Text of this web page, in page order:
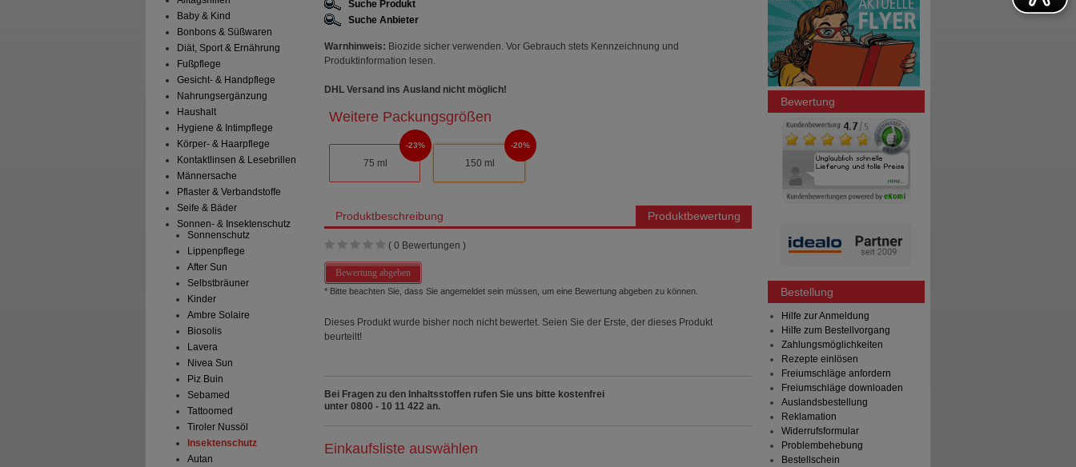
Baby & Kind
Bonbons & Süßwaren
Diät, Sport & Ernährung
Fußpflege
Gesicht- & Handpflege
Nahrungsergänzung
Haushalt
Hygiene & Intimpflege
Körper- & Haarpflege
Kontaktlinsen & Lesebrillen
Männersache
Pflaster & Verbandstoffe
Seife & Bäder
Sonnen- & Insektenschutz
Sonnenschutz
Lippenpflege
After Sun
Selbstbräuner
Kinder
Ambre Solaire
Biosolis
Lavera
Nivea Sun
Piz Buin
Sebamed
Tattoomed
Tiroler Nussöl
Insektenschutz
Autan
Suche Produkt
Suche Anbieter
Warnhinweis: Biozide sicher verwenden. Vor Gebrauch stets Kennzeichnung und
Produktinformation lesen.
DHL Versand ins Ausland nicht möglich!
Weitere Packungsgrößen
75 ml
23%
150 ml
20%
Produktbeschreibung Produktbewertung
( 0 Bewertungen )
Bewertung abgeben
* Bitte beachten Sie, dass Sie angemeldet sein müssen, um eine Bewertung abgeben zu können.
Dieses Produkt wurde bisher noch nicht bewertet. Seien Sie der Erste, der dieses Produkt
beurteilt!
Bei Fragen zu den Inhaltsstoffen rufen Sie uns bitte kostenfrei
unter 0800 - 10 11 422 an.
Einkaufsliste auswählen
Bewertung
Bestellung
Hilfe zur Anmeldung
Hilfe zum Bestellvorgang
Zahlungsmöglichkeiten
Rezepte einlösen
Freiumschläge anfordern
Freiumschläge downloaden
Auslandsbestellung
Reklamation
Widerrufsformular
Problembehebung
Bestellschein